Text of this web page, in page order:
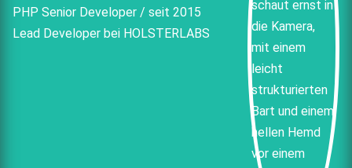
PHP Senior Developer / seit 2015
Lead Developer bei HOLSTERLABS